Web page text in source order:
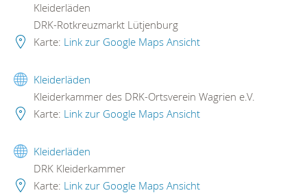
Kleiderläden
DRK-Rotkreuzmarkt Lütjenburg
Karte: Link zur Google Maps Ansicht
Kleiderläden
Kleiderkammer des DRK-Ortsverein Wagrien e.V.
Karte: Link zur Google Maps Ansicht
Kleiderläden
DRK Kleiderkammer
Karte: Link zur Google Maps Ansicht